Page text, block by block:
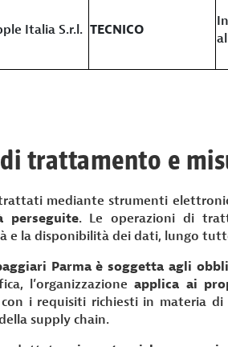
Italia S.r.l. TECNICO
trattamento e
mediante strumenti
perseguite. Le operazioni di
e la disponibilità dei dati, lungo
Parma è soggetta agli
l’organizzazioneapplica ai
i requisiti richiesti in materia
supply chain.